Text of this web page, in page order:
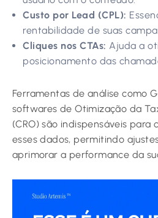
Custo por Lead (CPL):
rentabilidade de suas
Cliques nos CTAs: Ajuda a
posicionamento das
Ferramentas de análise como
softwares de Otimização da
(CRO) são indispensáveis
esses dados, permitindo
aprimorar a performance da